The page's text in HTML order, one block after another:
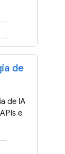
de
de IA
e